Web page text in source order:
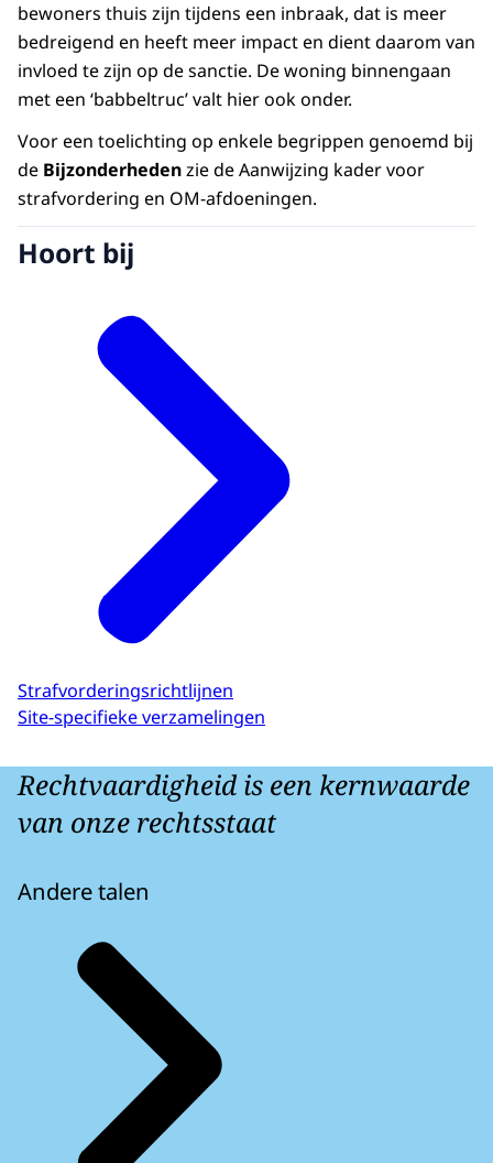
bewoners thuis zijn tijdens een inbraak, dat is meer
bedreigend en heeft meer impact en dient daarom van
invloed te zijn op de sanctie. De woning binnengaan
met een ‘babbeltruc’ valt hier ook onder.
Voor een toelichting op enkele begrippen genoemd bij
de Bijzonderhedenzie de Aanwijzing kader voor
strafvordering en OM-afdoeningen.
Hoort bij
Strafvorderingsrichtlijnen
Site-specifieke verzamelingen
Rechtvaardigheid is een kernwaarde
van onze rechtsstaat
Andere talen